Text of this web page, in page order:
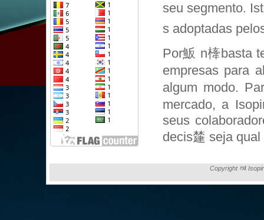
seu segmento.
s adoptadas
Por魬 n㯠basta
empresas para
algum modo.
mercado, a
seus
decis㯬 seja
Copyright ⰱ4